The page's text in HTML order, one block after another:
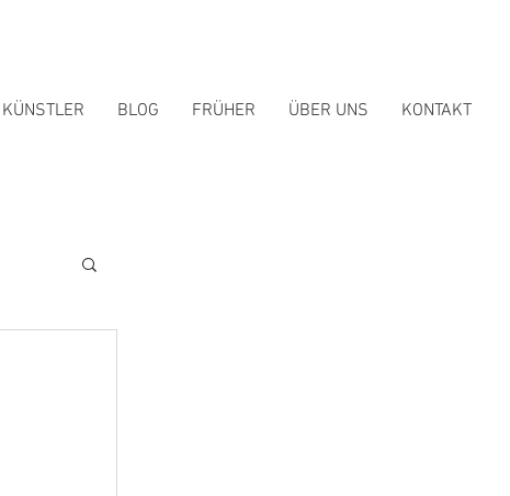
KÜNSTLER BLOG FRÜHER ÜBER UNS KONTAKT